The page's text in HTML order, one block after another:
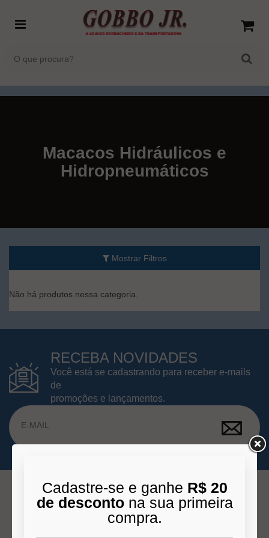
Macacos Hidráulicos e
Hidropneumáticos
Mostrar Filtros
Não há produtos nessa categoria.
RECEBA NOVIDADES
Você está se cadastrando para receber e-mails
de
promoções e lançamentos.
INSTITUCIONAL
Cadastre-se e ganhe R$ 20
de descontona sua primeira
compra.